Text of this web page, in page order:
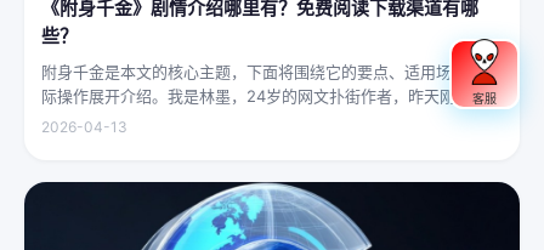
《附身千金》剧情介绍哪里有？免费阅读下载渠道有哪
些？
附身千金是本文的核心主题，下面将围绕它的要点、适用场景和实
际操作展开介绍。我是林墨，24岁的网文扑街作者，昨天刚熬到凌
晨四点赶完一本豪门甜宠文的大纲，揉着发酸的眼睛扑上床就睡，
2026-04-13
客服